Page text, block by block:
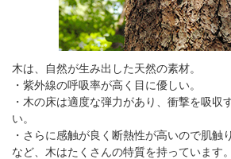
木は、自然が生み出した天然の素材。
・紫外線の呼吸率が高く目に優しい。
・木の床は適度な弾力があり、衝撃を吸収
い。
・さらに感触が良く断熱性が高いので肌触
など、木はたくさんの特質を持っています。